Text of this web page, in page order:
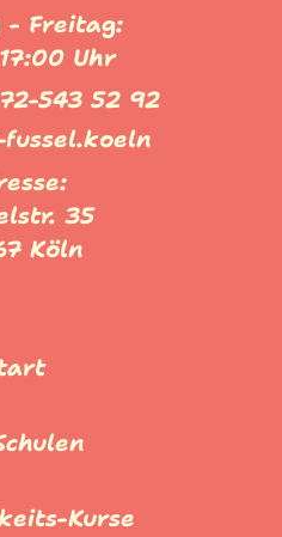
- Freitag:
Uhr
543 52 92
fussel.koeln
35
Köln
Kurse